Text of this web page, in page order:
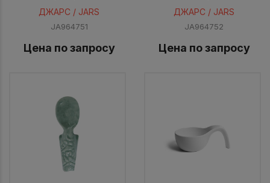
ДЖАРС / JARS
JA964751
Цена по запросу
ДЖАРС / JARS
JA964752
Цена по запросу